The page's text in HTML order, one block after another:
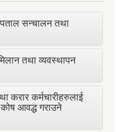
सन्चालन तथा
तथा व्यवस्थापन
करार कर्मचारीहरुलाई
कोष आवद्ध गराउने